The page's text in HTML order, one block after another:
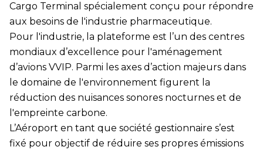
Cargo Terminal spécialement conçu pour répondre
aux besoins de l'industrie pharmaceutique.
Pour l'industrie, la plateforme est l’un des centres
mondiaux d’excellence pour l'aménagement
d’avions VVIP. Parmi les axes d’action majeurs dans
le domaine de l'environnement figurent la
réduction des nuisances sonores nocturnes et de
l'empreinte carbone.
L’Aéroport en tant que société gestionnaire s’est
fixé pour objectif de réduire ses propres émissions